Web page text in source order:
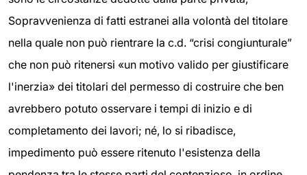
Sopravvenienza di fatti estranei alla volontà del titolare
nella quale non può rientrare la c.d. “crisi congiunturale”
che non può ritenersi «un motivo valido per giustificare
l'inerzia» dei titolari del permesso di costruire che ben
avrebbero potuto osservare i tempi di inizio e di
completamento dei lavori; né, lo si ribadisce,
impedimento può essere ritenuto l'esistenza della